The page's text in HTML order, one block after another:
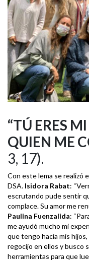
“TÚ ERES
QUIEN ME
3, 17).
Con este lema se realizó
DSA. Isidora Rabat:
escrutando pude sentir
complace. Su amor me
Paulina Fuenzalida:
me ayudó mucho mi
que tengo hacia mis
regocijo en ellos y busco
herramientas para que